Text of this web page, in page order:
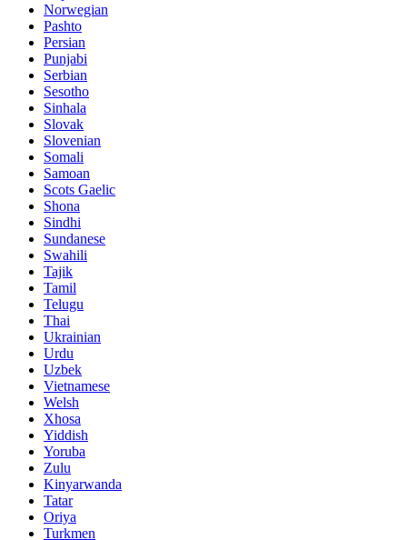
Norwegian
Pashto
Persian
Punjabi
Serbian
Sesotho
Sinhala
Slovak
Slovenian
Somali
Samoan
Scots Gaelic
Shona
Sindhi
Sundanese
Swahili
Tajik
Tamil
Telugu
Thai
Ukrainian
Urdu
Uzbek
Vietnamese
Welsh
Xhosa
Yiddish
Yoruba
Zulu
Kinyarwanda
Tatar
Oriya
Turkmen